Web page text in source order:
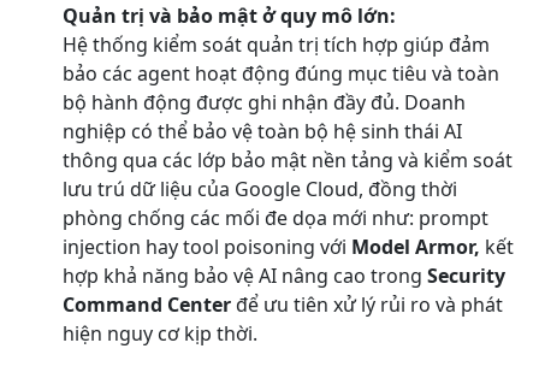
Quản trị và bảo mật ở quy mô lớn:
Hệ thống kiểm soát quản trị tích hợp giúp đảm
bảo các agent hoạt động đúng mục tiêu và toàn
bộ hành động được ghi nhận đầy đủ. Doanh
nghiệp có thể bảo vệ toàn bộ hệ sinh thái AI
thông qua các lớp bảo mật nền tảng và kiểm soát
lưu trú dữ liệu của Google Cloud, đồng thời
phòng chống các mối đe dọa mới như: prompt
injection hay tool poisoning với Model Armor, kết
hợp khả năng bảo vệ AI nâng cao trong Security
Command Centerđể ưu tiên xử lý rủi ro và phát
hiện nguy cơ kịp thời.